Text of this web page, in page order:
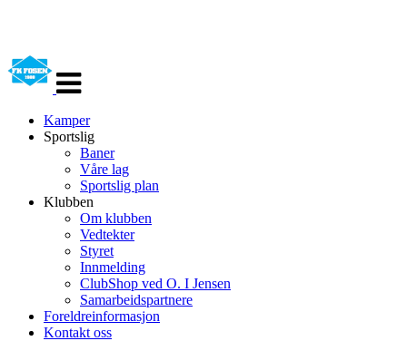
navigasjon
Kamper
Sportslig
Baner
Våre lag
Sportslig plan
Klubben
Om klubben
Vedtekter
Styret
Innmelding
ClubShop ved O. I Jensen
Samarbeidspartnere
Foreldreinformasjon
Kontakt oss